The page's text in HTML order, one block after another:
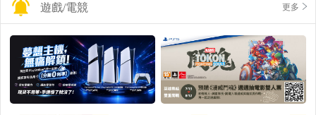
遊戲/電競 更多